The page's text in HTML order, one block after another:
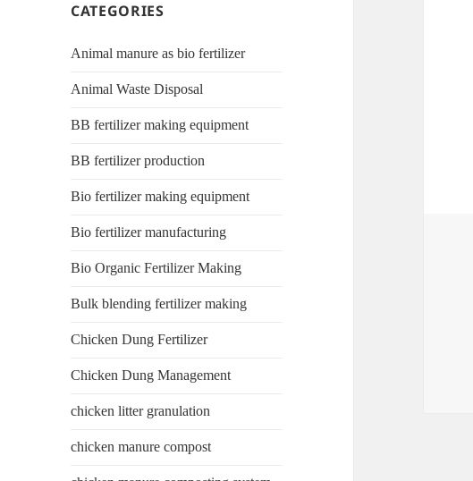
CATEGORIES
Animal manure as bio fertilizer
Animal Waste Disposal
BB fertilizer making equipment
BB fertilizer production
Bio fertilizer making equipment
Bio fertilizer manufacturing
Bio Organic Fertilizer Making
Bulk blending fertilizer making
Chicken Dung Fertilizer
Chicken Dung Management
chicken litter granulation
chicken manure compost